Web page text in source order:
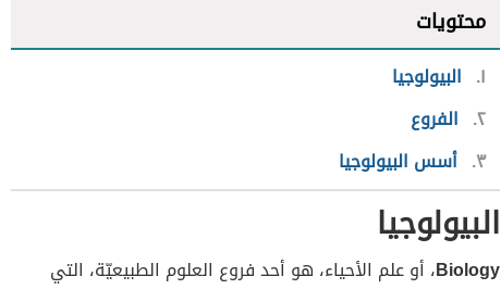
محتويات
١ البيولوجيا
٢ الفروع
٣ أسس البيولوجيا
البيولوجيا
Biology، أو علم الأحياء، هو أحد فروع العلوم الطبيعيّة، التي